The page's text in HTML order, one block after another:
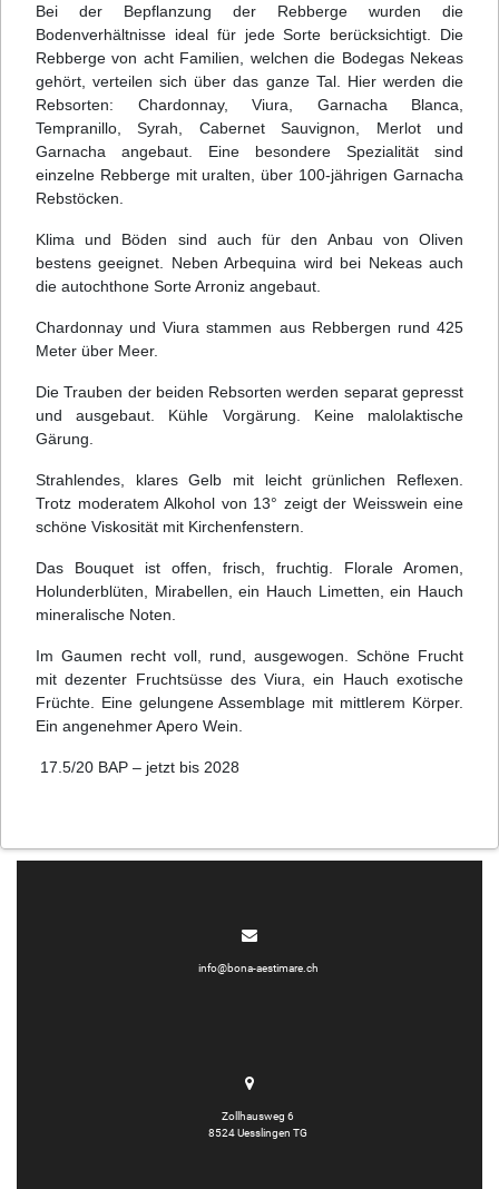
Bei der Bepflanzung der Rebberge wurden die
Bodenverhältnisse ideal für jede Sorte berücksichtigt. Die
Rebberge von acht Familien, welchen die Bodegas Nekeas
gehört, verteilen sich über das ganze Tal. Hier werden die
Rebsorten: Chardonnay, Viura, Garnacha Blanca,
Tempranillo, Syrah, Cabernet Sauvignon, Merlot und
Garnacha angebaut. Eine besondere Spezialität sind
einzelne Rebberge mit uralten, über 100-jährigen Garnacha
Rebstöcken.
Klima und Böden sind auch für den Anbau von Oliven
bestens geeignet. Neben Arbequina wird bei Nekeas auch
die autochthone Sorte Arroniz angebaut.
Chardonnay und Viura stammen aus Rebbergen rund 425
Meter über Meer.
Die Trauben der beiden Rebsorten werden separat gepresst
und ausgebaut. Kühle Vorgärung. Keine malolaktische
Gärung.
Strahlendes, klares Gelb mit leicht grünlichen Reflexen.
Trotz moderatem Alkohol von 13° zeigt der Weisswein eine
schöne Viskosität mit Kirchenfenstern.
Das Bouquet ist offen, frisch, fruchtig. Florale Aromen,
Holunderblüten, Mirabellen, ein Hauch Limetten, ein Hauch
mineralische Noten.
Im Gaumen recht voll, rund, ausgewogen. Schöne Frucht
mit dezenter Fruchtsüsse des Viura, ein Hauch exotische
Früchte. Eine gelungene Assemblage mit mittlerem Körper.
Ein angenehmer Apero Wein.
17.5/20 BAP – jetzt bis 2028
info@bona-aestimare.ch
Zollhausweg 6
8524 Uesslingen TG